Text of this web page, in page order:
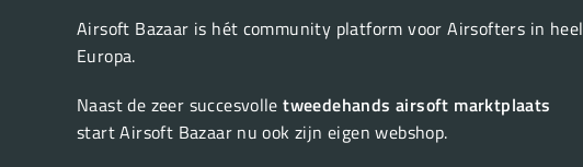
Airsoft Bazaar is hét community platform voor Airsofters in heel
Europa.
Naast de zeer succesvolletweedehands airsoft marktplaats
start Airsoft Bazaar nu ook zijn eigen webshop.